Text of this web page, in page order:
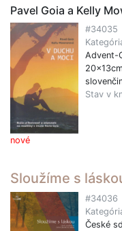
Pavel Goia a Kelly
nové
#34035
Advent-
Stav v
Sloužíme s
#34036
České